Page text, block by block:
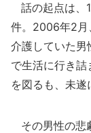
話の起点は、
件。2006年2月
介護していた
で生活に行き
を図るも、未遂
その男性の悲